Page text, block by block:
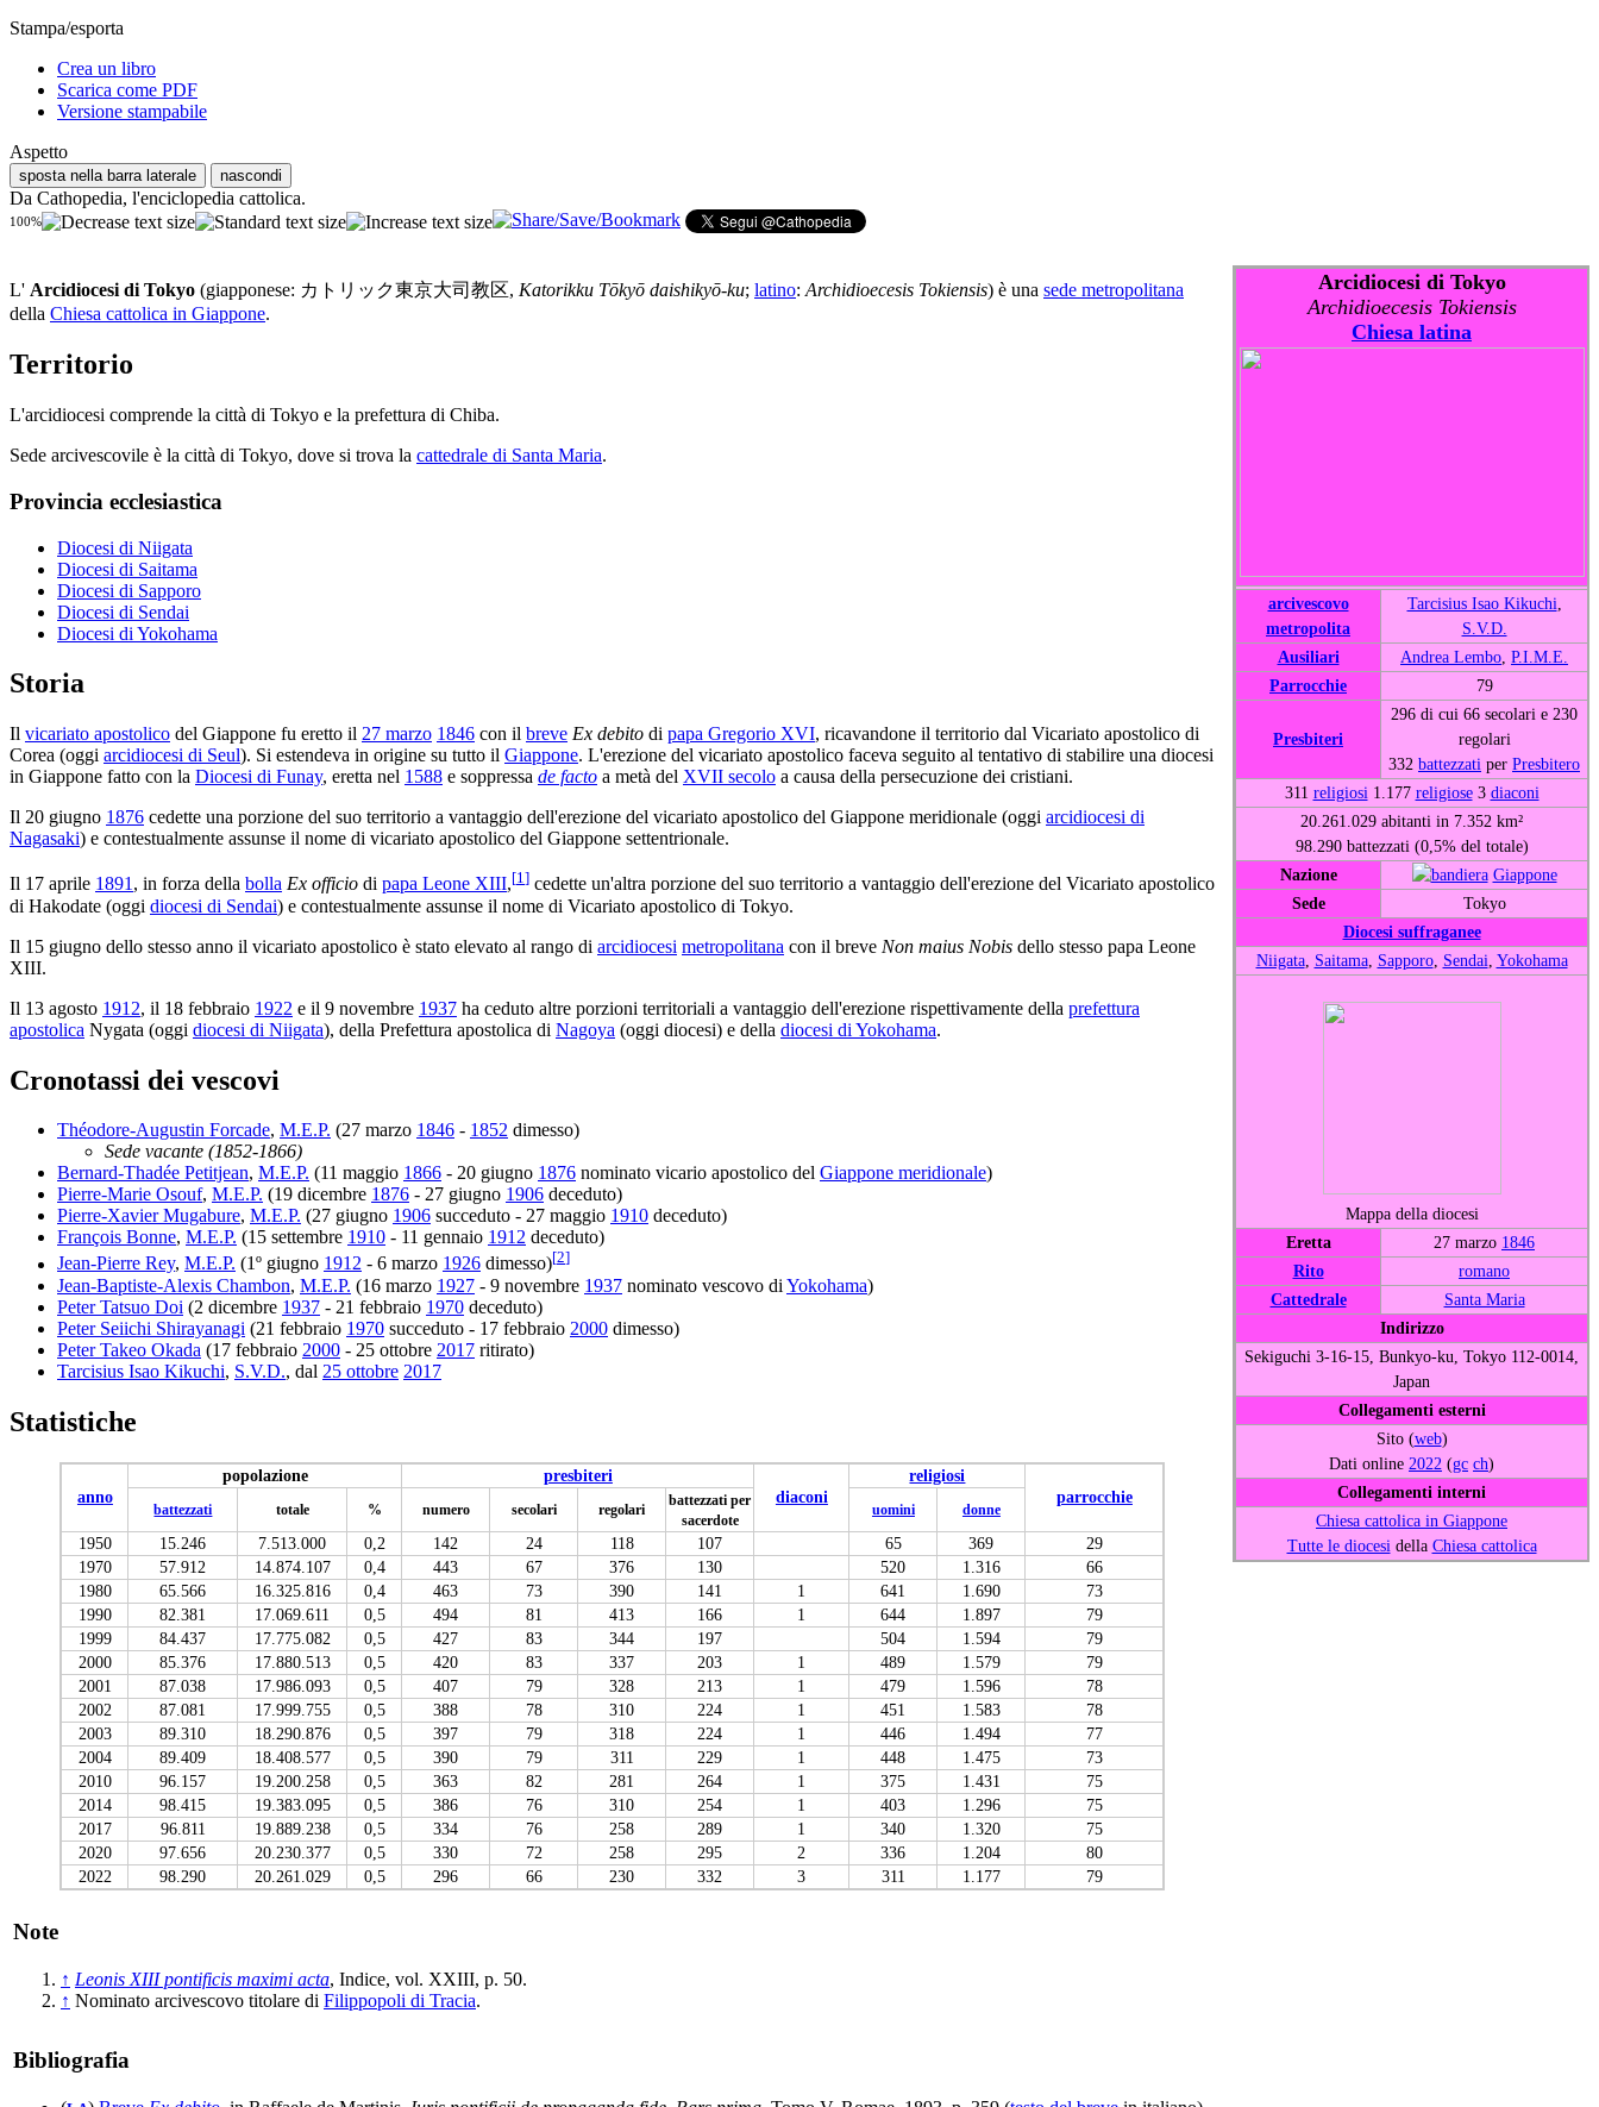
Stampa/esporta
Crea un libro
Scarica come PDF
Versione stampabile
Aspetto
sposta nella barra laterale nascondi
Da Cathopedia, l'enciclopedia cattolica.
100%
Arcidiocesi di Tokyo
Archidioecesis Tokiensis
Chiesa latina
arcivescovo
metropolita
Tarcisius Isao Kikuchi,
S.V.D.
Ausiliari
Andrea Lembo, P.I.M.E.
Parrocchie
79
Presbiteri
296 di cui 66 secolari e 230
regolari
332 battezzati per Presbitero
311 religiosi1.177 religiose3 diaconi
20.261.029 abitanti in 7.352 km²
98.290 battezzati (0,5% del totale)
Nazione
Giappone
Sede
Tokyo
Diocesi suffraganee
Niigata, Saitama, Sapporo, Sendai, Yokohama
Mappa della diocesi
Eretta
27 marzo 1846
Rito
romano
Cattedrale
Santa Maria
Indirizzo
Sekiguchi 3-16-15, Bunkyo-ku, Tokyo 112-0014,
Japan
Collegamenti esterni
Sito (web)
Dati online 2022 (gc ch)
Collegamenti interni
Chiesa cattolica in Giappone
Tutte le diocesidella Chiesa cattolica
L' Arcidiocesi di Tokyo (giapponese: カトリック東京大司教区, Katorikku Tōkyō daishikyō-ku; latino: Archidioecesis Tokiensis) è una sede metropolitana
della Chiesa cattolica in Giappone.
Territorio
L'arcidiocesi comprende la città di Tokyo e la prefettura di Chiba.
Sede arcivescovile è la città di Tokyo, dove si trova la cattedrale di Santa Maria.
Provincia ecclesiastica
Diocesi di Niigata
Diocesi di Saitama
Diocesi di Sapporo
Diocesi di Sendai
Diocesi di Yokohama
Storia
Il vicariato apostolico del Giappone fu eretto il 27 marzo 1846 con il breve Ex debito di papa Gregorio XVI, ricavandone il territorio dal Vicariato apostolico di
Corea (oggi arcidiocesi di Seul). Si estendeva in origine su tutto il Giappone. L'erezione del vicariato apostolico faceva seguito al tentativo di stabilire una diocesi
in Giappone fatto con la Diocesi di Funay, eretta nel 1588 e soppressa de facto a metà del XVII secolo a causa della persecuzione dei cristiani.
Il 20 giugno 1876 cedette una porzione del suo territorio a vantaggio dell'erezione del vicariato apostolico del Giappone meridionale (oggi arcidiocesi di
Nagasaki) e contestualmente assunse il nome di vicariato apostolico del Giappone settentrionale.
Il 17 aprile 1891, in forza della bolla Ex officio di papa Leone XIII,[1] cedette un'altra porzione del suo territorio a vantaggio dell'erezione del Vicariato apostolico
di Hakodate (oggi diocesi di Sendai) e contestualmente assunse il nome di Vicariato apostolico di Tokyo.
Il 15 giugno dello stesso anno il vicariato apostolico è stato elevato al rango di arcidiocesi metropolitana con il breve Non maius Nobis dello stesso papa Leone
XIII.
Il 13 agosto 1912, il 18 febbraio 1922 e il 9 novembre 1937 ha ceduto altre porzioni territoriali a vantaggio dell'erezione rispettivamente della prefettura
apostolica Nygata (oggi diocesi di Niigata), della Prefettura apostolica di Nagoya (oggi diocesi) e della diocesi di Yokohama.
Cronotassi dei vescovi
Théodore-Augustin Forcade, M.E.P. (27 marzo 1846 - 1852 dimesso)
Sede vacante (1852-1866)
Bernard-Thadée Petitjean, M.E.P. (11 maggio 1866 - 20 giugno 1876 nominato vicario apostolico del Giappone meridionale)
Pierre-Marie Osouf, M.E.P. (19 dicembre 1876 - 27 giugno 1906 deceduto)
Pierre-Xavier Mugabure, M.E.P. (27 giugno 1906 succeduto - 27 maggio 1910 deceduto)
François Bonne, M.E.P. (15 settembre 1910 - 11 gennaio 1912 deceduto)
Jean-Pierre Rey, M.E.P. (1º giugno 1912 - 6 marzo 1926 dimesso)[2]
Jean-Baptiste-Alexis Chambon, M.E.P. (16 marzo 1927 - 9 novembre 1937 nominato vescovo di Yokohama)
Peter Tatsuo Doi (2 dicembre 1937 - 21 febbraio 1970 deceduto)
Peter Seiichi Shirayanagi (21 febbraio 1970 succeduto - 17 febbraio 2000 dimesso)
Peter Takeo Okada (17 febbraio 2000 - 25 ottobre 2017 ritirato)
Tarcisius Isao Kikuchi, S.V.D., dal 25 ottobre 2017
Statistiche
anno
popolazione
presbiteri
diaconi
religiosi
parrocchie
battezzati totale % numero secolari regolari
battezzati per
sacerdote
uomini donne
1950 15.246 7.513.000 0,2 142 24 118 107 65 369
29
1970
57.912 14.874.107 0,4 443 67 376 130 520 1.316
66
1980
65.566 16.325.816 0,4 463 73 390 141 1 641 1.690
73
1990
82.381 17.069.611 0,5 494 81 413 166 1 644 1.897
79
1999
84.437 17.775.082 0,5 427 83 344 197 504 1.594
79
2000
85.376 17.880.513 0,5 420 83 337 203 1 489 1.579
79
2001
87.038 17.986.093 0,5 407 79 328 213 1 479 1.596
78
2002
87.081 17.999.755 0,5 388 78 310 224 1 451 1.583
78
2003
89.310 18.290.876 0,5 397 79 318 224 1 446 1.494
77
2004
89.409 18.408.577 0,5 390 79 311 229 1 448 1.475
73
2010
96.157 19.200.258 0,5 363 82 281 264 1 375 1.431
75
2014
98.415 19.383.095 0,5 386 76 310 254 1 403 1.296
75
2017
96.811 19.889.238 0,5 334 76 258 289 1 340 1.320
75
2020
97.656 20.230.377 0,5 330 72 258 295 2 336 1.204
80
2022
98.290 20.261.029 0,5 296 66 230 332 3 311 1.177 79
Note
↑ Leonis XIII pontificis maximi acta, Indice, vol. XXIII, p. 50.
↑ Nominato arcivescovo titolare di Filippopoli di Tracia.
Bibliografia